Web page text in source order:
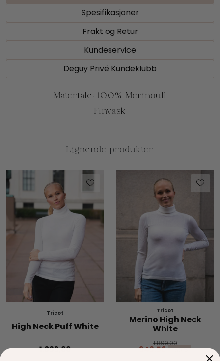
Spesifikasjoner
Frakt og Retur
Kundeservice
Deguy Privé Kundeklubb
Tricot
High Neck Puff White
1.899,00
Tricot
Merino High Neck
White
1.899,00
949,50 -50 %